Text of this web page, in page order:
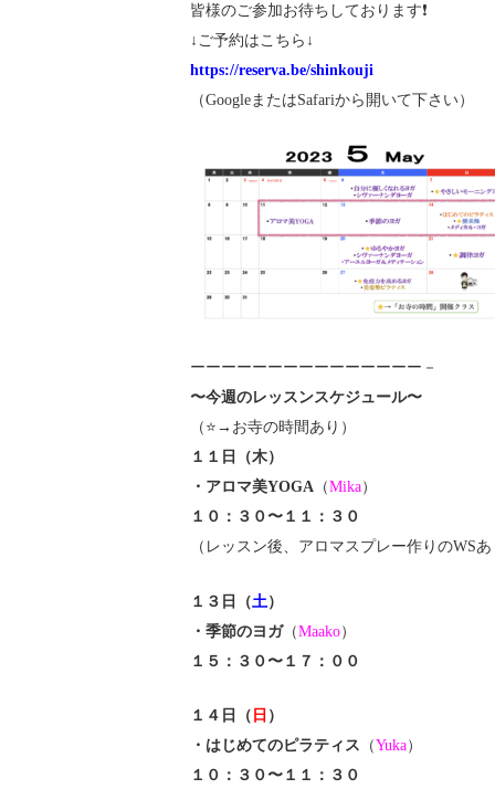
皆様のご参加お待ちしております❗️
↓ご予約はこちら↓
https://reserva.be/shinkouji
（GoogleまたはSafariから開いて下さい）
ーーーーーーーーーーーーーーー－
〜今週のレッスンスケジュール〜
（⭐️→お寺の時間あり）
１１日（木）
・アロマ美YOGA （Mika）
１０：３０〜１１：３０
（レッスン後、アロマスプレー作りのWS
１３日（土 ）
・季節のヨガ（Maako）
１５：３０〜１７：００
１４日（ 日 ）
・はじめてのピラティス （Yuka）
１０：３０〜１１：３０